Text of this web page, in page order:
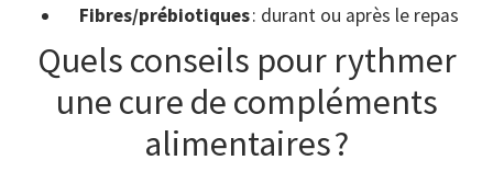
Fibres/prébiotiques: durant ou après le repas
Quels conseils pour rythmer
une cure de compléments
alimentaires ?